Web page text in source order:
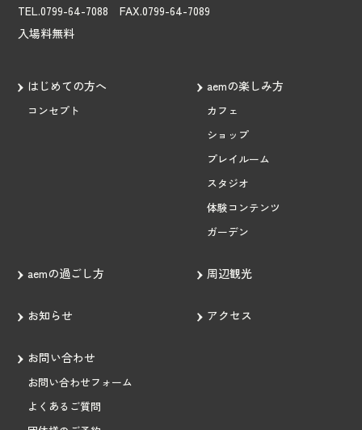
TEL.0799-64-7088 FAX.0799-64-7089
入場料無料
はじめての方へ
コンセプト
aemの楽しみ方
カフェ
ショップ
プレイルーム
スタジオ
体験コンテンツ
ガーデン
aemの過ごし方 周辺観光
お知らせ アクセス
お問い合わせ
お問い合わせフォーム
よくあるご質問